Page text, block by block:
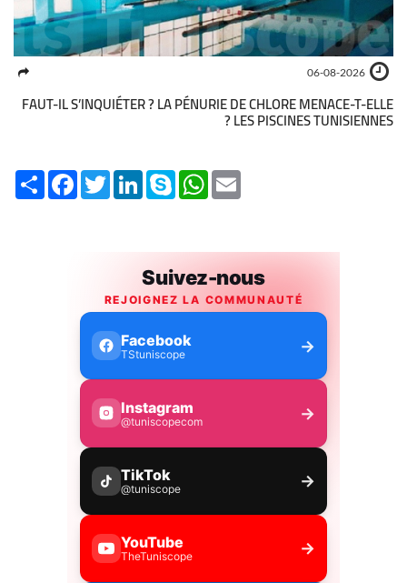
06-08-2026
FAUT-IL S’INQUIÉTER ? LA PÉNURIE DE CHLORE MENACE-T-ELLE
LES PISCINES TUNISIENNES ?
Share FacebookTwitterLinkedInSkype WhatsApp